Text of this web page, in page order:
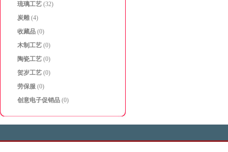
琉璃工艺 (32)
炭雕 (4)
收藏品 (0)
木制工艺 (0)
陶瓷工艺 (0)
贺岁工艺 (0)
劳保服 (0)
创意电子促销品 (0)